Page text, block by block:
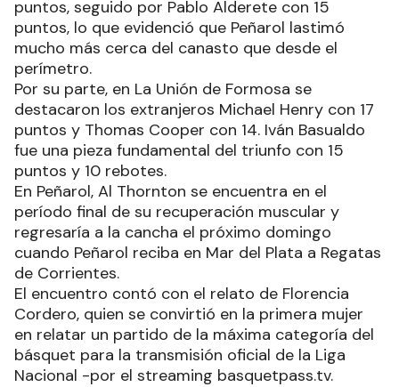
puntos, seguido por Pablo Alderete con 15
puntos, lo que evidenció que Peñarol lastimó
mucho más cerca del canasto que desde el
perímetro.
Por su parte, en La Unión de Formosa se
destacaron los extranjeros Michael Henry con 17
puntos y Thomas Cooper con 14. Iván Basualdo
fue una pieza fundamental del triunfo con 15
puntos y 10 rebotes.
En Peñarol, Al Thornton se encuentra en el
período final de su recuperación muscular y
regresaría a la cancha el próximo domingo
cuando Peñarol reciba en Mar del Plata a Regatas
de Corrientes.
El encuentro contó con el relato de Florencia
Cordero, quien se convirtió en la primera mujer
en relatar un partido de la máxima categoría del
básquet para la transmisión oficial de la Liga
Nacional -por el streaming basquetpass.tv.